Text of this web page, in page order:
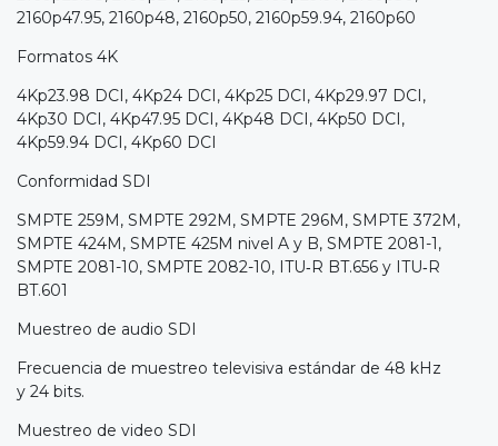
2160p47.95, 2160p48, 2160p50, 2160p59.94, 2160p60
Formatos 4K
4Kp23.98 DCI, 4Kp24 DCI, 4Kp25 DCI, 4Kp29.97 DCI,
4Kp30 DCI, 4Kp47.95 DCI, 4Kp48 DCI, 4Kp50 DCI,
4Kp59.94 DCI, 4Kp60 DCI
Conformidad SDI
SMPTE 259M, SMPTE 292M, SMPTE 296M, SMPTE 372M,
SMPTE 424M, SMPTE 425M nivel A y B, SMPTE 2081-1,
SMPTE 2081-10, SMPTE 2082-10, ITU‑R BT.656 y ITU‑R
BT.601
Muestreo de audio SDI
Frecuencia de muestreo televisiva estándar de 48 kHz
y 24 bits.
Muestreo de video SDI